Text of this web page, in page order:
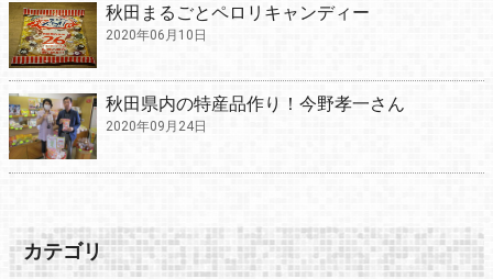
秋田まるごとペロリキャンディー
2020年06月10日
秋田県内の特産品作り！今野孝一さん
2020年09月24日
カテゴリ